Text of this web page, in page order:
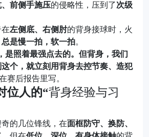
前侧手施压的侵略性，压到了次级
左侧底、右侧肘的背身接球时，火
是慢一拍，软一拍。
是照着最强点去的。但背身，我们
个，就立刻用背身去控节奏、造犯
赛后报告里写。
位人的“背身经验与习
的几位锋线，在面框防守、换防、